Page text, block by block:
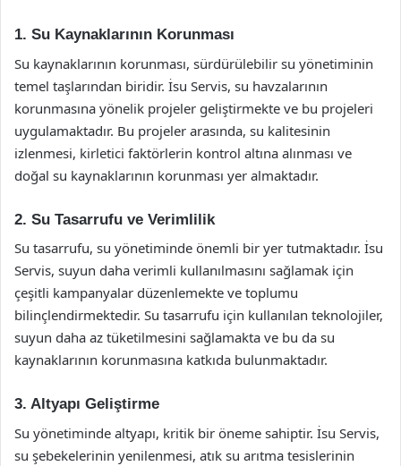
1. Su Kaynaklarının Korunması
Su kaynaklarının korunması, sürdürülebilir su yönetiminin
temel taşlarından biridir. İsu Servis, su havzalarının
korunmasına yönelik projeler geliştirmekte ve bu projeleri
uygulamaktadır. Bu projeler arasında, su kalitesinin
izlenmesi, kirletici faktörlerin kontrol altına alınması ve
doğal su kaynaklarının korunması yer almaktadır.
2. Su Tasarrufu ve Verimlilik
Su tasarrufu, su yönetiminde önemli bir yer tutmaktadır. İsu
Servis, suyun daha verimli kullanılmasını sağlamak için
çeşitli kampanyalar düzenlemekte ve toplumu
bilinçlendirmektedir. Su tasarrufu için kullanılan teknolojiler,
suyun daha az tüketilmesini sağlamakta ve bu da su
kaynaklarının korunmasına katkıda bulunmaktadır.
3. Altyapı Geliştirme
Su yönetiminde altyapı, kritik bir öneme sahiptir. İsu Servis,
su şebekelerinin yenilenmesi, atık su arıtma tesislerinin